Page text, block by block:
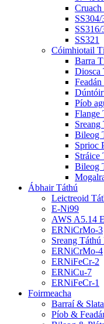
Cruach
SS321
Cóimhiotail
Barra
Diosca
Píob
Flange
Bileog
Sprioc
Stráice
Bileog
Ábhair Táthú
Leictreoid
E-Ni99
AWS A5.14
ERNiCrMo-3
Sreang
ERNiCrMo-4
ERNiFeCr-2
ERNiCu-7
ERNiFeCr-1
Foirmeacha
Barraí & Slata
Píob &